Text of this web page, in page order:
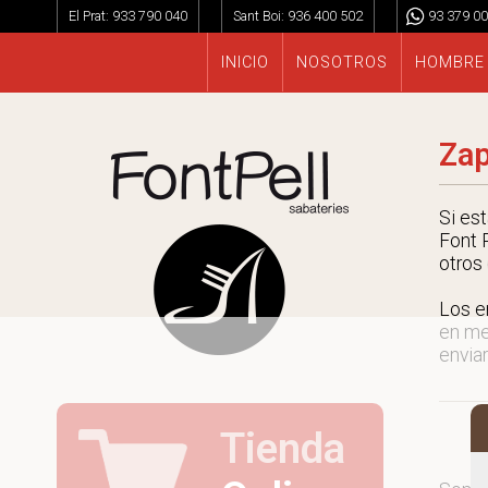
El Prat: 933 790 040 Sant Boi: 936 400 502 93 379
INICIO NOSOTROS HOMBRE
Tienda
Si
Font
otros
Los
en